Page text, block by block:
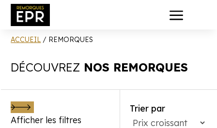
a
ACCUEIL / REMORQUES
DÉCOUVREZ NOS REMORQUES
Afficher les filtres
Trier par